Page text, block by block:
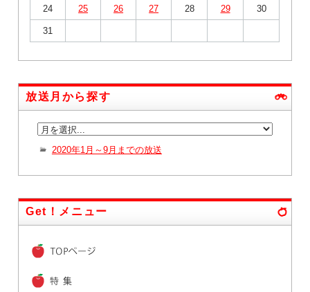
24 25 26 27 28 29 30
31
放送月から探す
2020年1月～9月までの放送
Get！メニュー